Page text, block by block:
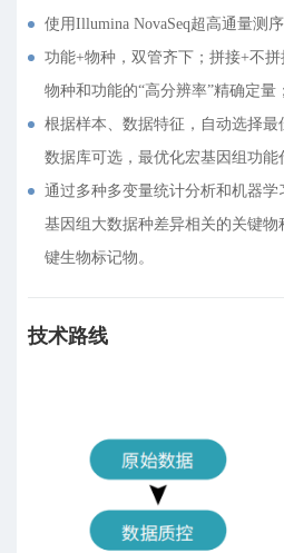
使用Illumina NovaSeq超高通量测
功能+物种，双管齐下；拼接+不
物种和功能的“高分辨率”精确定量；
根据样本、数据特征，自动选择
数据库可选，最优化宏基因组功能
通过多种多变量统计分析和机器
基因组大数据种差异相关的关键
键生物标记物。
技术路线